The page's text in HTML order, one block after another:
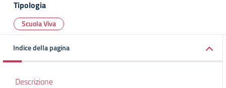
Tipologia
Scuola Viva
Indice della pagina
Descrizione